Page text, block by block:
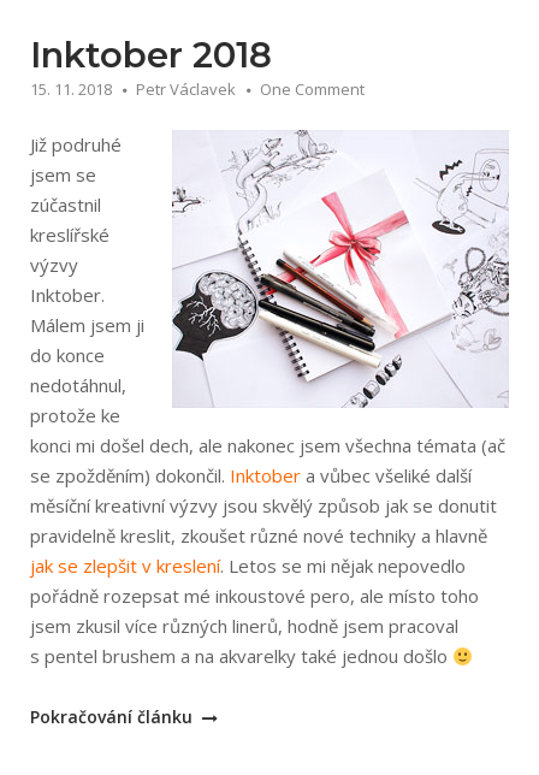
Inktober 2018
15. 11. 2018 Petr Václavek One Comment
Již podruhé
jsem se
zúčastnil
kreslířské
výzvy
Inktober.
Málem jsem ji
do konce
nedotáhnul,
protože ke
konci mi došel dech, ale nakonec jsem všechna témata (ač
se zpožděním) dokončil. Inktober a vůbec všeliké další
měsíční kreativní výzvy jsou skvělý způsob jak se donutit
pravidelně kreslit, zkoušet různé nové techniky a hlavně
jak se zlepšit v kreslení. Letos se mi nějak nepovedlo
pořádně rozepsat mé inkoustové pero, ale místo toho
jsem zkusil více různých linerů, hodně jsem pracoval
s pentel brushem a na akvarelky také jednou došlo
„Inktober
Pokračování článku